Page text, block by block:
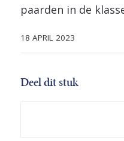
paarden in de
18 APRIL 2023
Deel dit stuk